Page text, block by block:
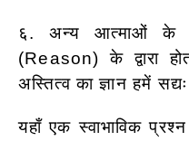
६. अन्य आत्माओं के
(Reason) के द्वारा
अस्तित्व का ज्ञान हमें
यहाँ एक स्वाभाविक